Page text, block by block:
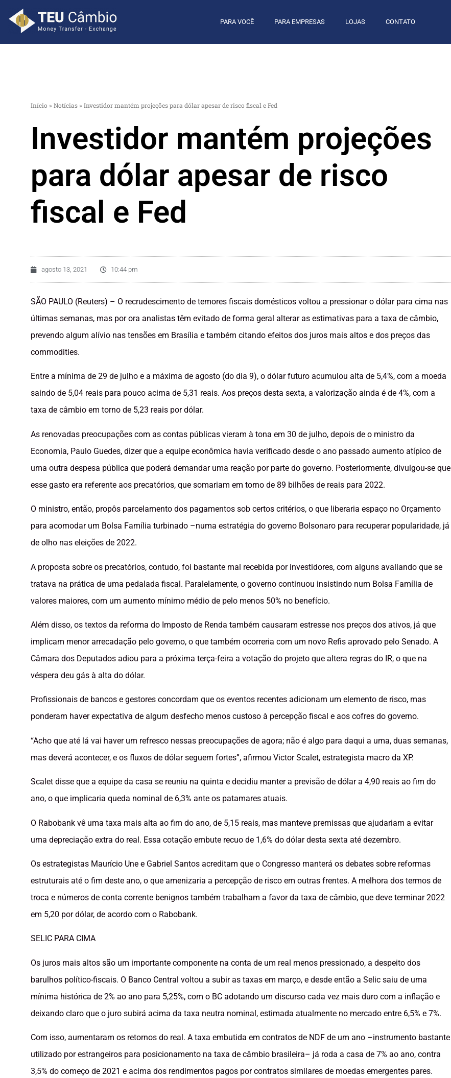
PARA VOCÊ PARA EMPRESAS LOJAS CONTATO
Início » Notícias » Investidor mantém projeções para dólar apesar de risco fiscal e Fed
Investidor mantém projeções
para dólar apesar de risco
fiscal e Fed
agosto 13, 2021 10:44 pm
SÃO PAULO (Reuters) – O recrudescimento de temores fiscais domésticos voltou a pressionar o dólar para cima nas
últimas semanas, mas por ora analistas têm evitado de forma geral alterar as estimativas para a taxa de câmbio,
prevendo algum alívio nas tensões em Brasília e também citando efeitos dos juros mais altos e dos preços das
commodities.
Entre a mínima de 29 de julho e a máxima de agosto (do dia 9), o dólar futuro acumulou alta de 5,4%, com a moeda
saindo de 5,04 reais para pouco acima de 5,31 reais. Aos preços desta sexta, a valorização ainda é de 4%, com a
taxa de câmbio em torno de 5,23 reais por dólar.
As renovadas preocupações com as contas públicas vieram à tona em 30 de julho, depois de o ministro da
Economia, Paulo Guedes, dizer que a equipe econômica havia verificado desde o ano passado aumento atípico de
uma outra despesa pública que poderá demandar uma reação por parte do governo. Posteriormente, divulgou-se que
esse gasto era referente aos precatórios, que somariam em torno de 89 bilhões de reais para 2022.
O ministro, então, propôs parcelamento dos pagamentos sob certos critérios, o que liberaria espaço no Orçamento
para acomodar um Bolsa Família turbinado –numa estratégia do governo Bolsonaro para recuperar popularidade, já
de olho nas eleições de 2022.
A proposta sobre os precatórios, contudo, foi bastante mal recebida por investidores, com alguns avaliando que se
tratava na prática de uma pedalada fiscal. Paralelamente, o governo continuou insistindo num Bolsa Família de
valores maiores, com um aumento mínimo médio de pelo menos 50% no benefício.
Além disso, os textos da reforma do Imposto de Renda também causaram estresse nos preços dos ativos, já que
implicam menor arrecadação pelo governo, o que também ocorreria com um novo Refis aprovado pelo Senado. A
Câmara dos Deputados adiou para a próxima terça-feira a votação do projeto que altera regras do IR, o que na
véspera deu gás à alta do dólar.
Profissionais de bancos e gestores concordam que os eventos recentes adicionam um elemento de risco, mas
ponderam haver expectativa de algum desfecho menos custoso à percepção fiscal e aos cofres do governo.
“Acho que até lá vai haver um refresco nessas preocupações de agora; não é algo para daqui a uma, duas semanas,
mas deverá acontecer, e os fluxos de dólar seguem fortes”, afirmou Victor Scalet, estrategista macro da XP.
Scalet disse que a equipe da casa se reuniu na quinta e decidiu manter a previsão de dólar a 4,90 reais ao fim do
ano, o que implicaria queda nominal de 6,3% ante os patamares atuais.
O Rabobank vê uma taxa mais alta ao fim do ano, de 5,15 reais, mas manteve premissas que ajudariam a evitar
uma depreciação extra do real. Essa cotação embute recuo de 1,6% do dólar desta sexta até dezembro.
Os estrategistas Maurício Une e Gabriel Santos acreditam que o Congresso manterá os debates sobre reformas
estruturais até o fim deste ano, o que amenizaria a percepção de risco em outras frentes. A melhora dos termos de
troca e números de conta corrente benignos também trabalham a favor da taxa de câmbio, que deve terminar 2022
em 5,20 por dólar, de acordo com o Rabobank.
SELIC PARA CIMA
Os juros mais altos são um importante componente na conta de um real menos pressionado, a despeito dos
barulhos político-fiscais. O Banco Central voltou a subir as taxas em março, e desde então a Selic saiu de uma
mínima histórica de 2% ao ano para 5,25%, com o BC adotando um discurso cada vez mais duro com a inflação e
deixando claro que o juro subirá acima da taxa neutra nominal, estimada atualmente no mercado entre 6,5% e 7%.
Com isso, aumentaram os retornos do real. A taxa embutida em contratos de NDF de um ano –instrumento bastante
utilizado por estrangeiros para posicionamento na taxa de câmbio brasileira– já roda a casa de 7% ao ano, contra
3,5% do começo de 2021 e acima dos rendimentos pagos por contratos similares de moedas emergentes pares.